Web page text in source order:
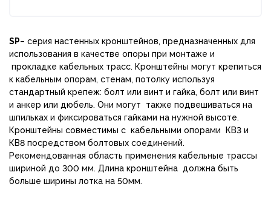
SP– серия настенных кронштейнов, предназначенных для
использования в качестве опоры при монтаже и
прокладке кабельных трасс. Кронштейны могут крепиться
к кабельным опорам, стенам, потолку используя
стандартный крепеж: болт или винт и гайка, болт или винт
и анкер или дюбель. Они могут также подвешиваться на
шпильках и фиксироваться гайками на нужной высоте.
Кронштейны совместимы с кабельными опорами КВ3 и
КВ8 посредством болтовых соединений.
Рекомендованная область применения кабельные трассы
шириной до 300 мм. Длина кронштейна должна быть
больше ширины лотка на 50мм.